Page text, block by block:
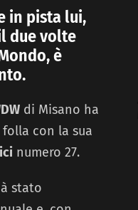
in pista lui,
due volte
è
di Misano ha
con la sua
numero 27.
stato